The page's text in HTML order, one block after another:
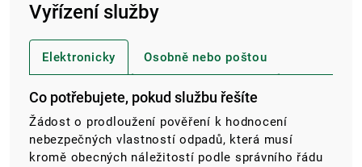
Vyřízení služby
Elektronicky Osobně nebo poštou
Co potřebujete, pokud službu řešíte
Žádost o prodloužení pověření k hodnocení
nebezpečných vlastností odpadů, která musí
kromě obecných náležitostí podle správního řádu